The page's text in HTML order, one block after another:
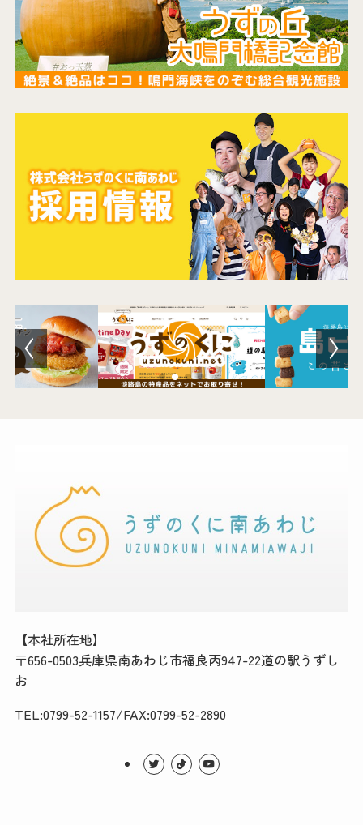
【本社所在地】
〒656-0503兵庫県南あわじ市福良丙947-22道の駅うずし
お
TEL:0799-52-1157/FAX:0799-52-2890